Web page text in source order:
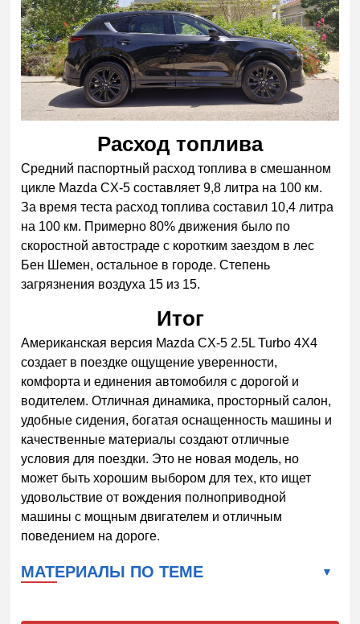
Расход топлива
Средний паспортный расход топлива в смешанном
цикле Mazda CX-5 составляет 9,8 литра на 100 км.
За время теста расход топлива составил 10,4 литра
на 100 км. Примерно 80% движения было по
скоростной автостраде с коротким заездом в лес
Бен Шемен, остальное в городе. Степень
загрязнения воздуха 15 из 15.
Итог
Американская версия Mazda CX-5 2.5L Turbo 4Х4
создает в поездке ощущение уверенности,
комфорта и единения автомобиля с дорогой и
водителем. Отличная динамика, просторный салон,
удобные сидения, богатая оснащенность машины и
качественные материалы создают отличные
условия для поездки. Это не новая модель, но
может быть хорошим выбором для тех, кто ищет
удовольствие от вождения полноприводной
машины с мощным двигателем и отличным
поведением на дороге.
МАТЕРИАЛЫ ПО ТЕМЕ